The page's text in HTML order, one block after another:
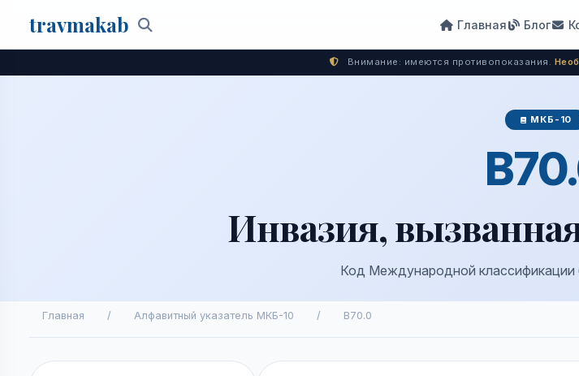
travmakab Поиск
Главная Блог
Внимание: имеются противопоказания.
МКБ-10
Инвазия,
Код Международной классификации
Главная / Алфавитный указатель МКБ-10 / B70.0